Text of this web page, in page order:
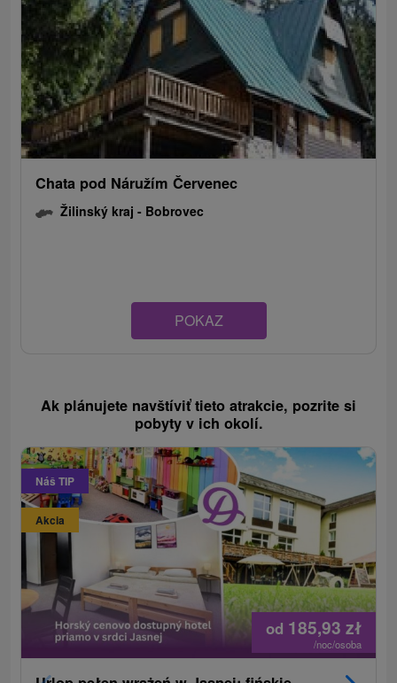
Chata pod Náružím Červenec
Žilinský kraj - Bobrovec
POKAZ
Ak plánujete navštíviť tieto atrakcie, pozrite si
pobyty v ich okolí.
Náš TIP
Akcia
od 185,93zł
/noc/osoba